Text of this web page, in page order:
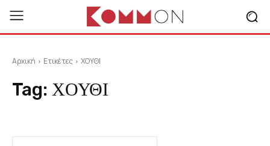
Αρχική Ετικέτες ΧΟΥΘΙ
Tag: ΧΟΥΘΙ